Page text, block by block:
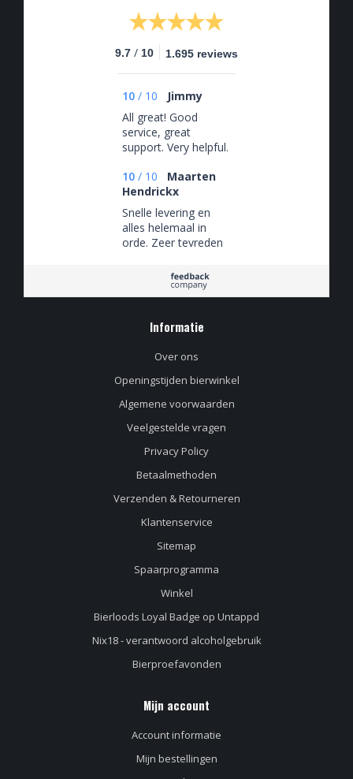
9.7 / 10 1.695 reviews
10 / 10
Jimmy
All great! Good
service, great
support. Very helpful.
10 / 10
Maarten
Hendrickx
Snelle levering en
alles helemaal in
orde. Zeer tevreden
Informatie
Over ons
Openingstijden bierwinkel
Algemene voorwaarden
Veelgestelde vragen
Privacy Policy
Betaalmethoden
Verzenden & Retourneren
Klantenservice
Sitemap
Spaarprogramma
Winkel
Bierloods Loyal Badge op Untappd
Nix18 - verantwoord alcoholgebruik
Bierproefavonden
Mijn account
Account informatie
Mijn bestellingen